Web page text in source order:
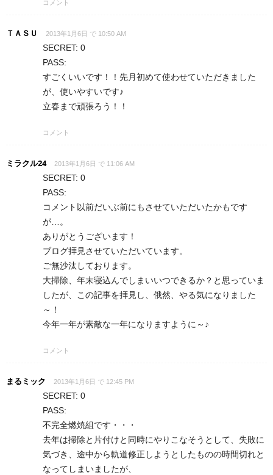
コメント
ＴＡＳＵ 2013年1月6日 で 10:50 AM
SECRET: 0
PASS:
すごくいいです！！先月初めて使わせていただきました
が、使いやすいです♪
立春まで頑張ろう！！
コメント
ミラクル24 2013年1月6日 で 11:06 AM
SECRET: 0
PASS:
コメント以前だいぶ前にもさせていただいたかもです
が…。
ありがとうございます！
ブログ拝見させていただいています。
ご無沙汰しております。
大掃除、年末寝込んでしまいいつできるか？と思っていま
したが、この記事を拝見し、俄然、やる気になりました
～！
今年一年が素敵な一年になりますように～♪
コメント
まるミック 2013年1月6日 で 12:45 PM
SECRET: 0
PASS:
不完全燃焼組です・・・
去年は掃除と片付けと同時にやりこなそうとして、失敗に
気づき、途中から軌道修正しようとしたものの時間切れと
なってしまいましたが、